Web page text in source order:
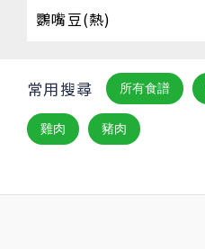
常用搜尋 所有食譜
雞肉 豬肉